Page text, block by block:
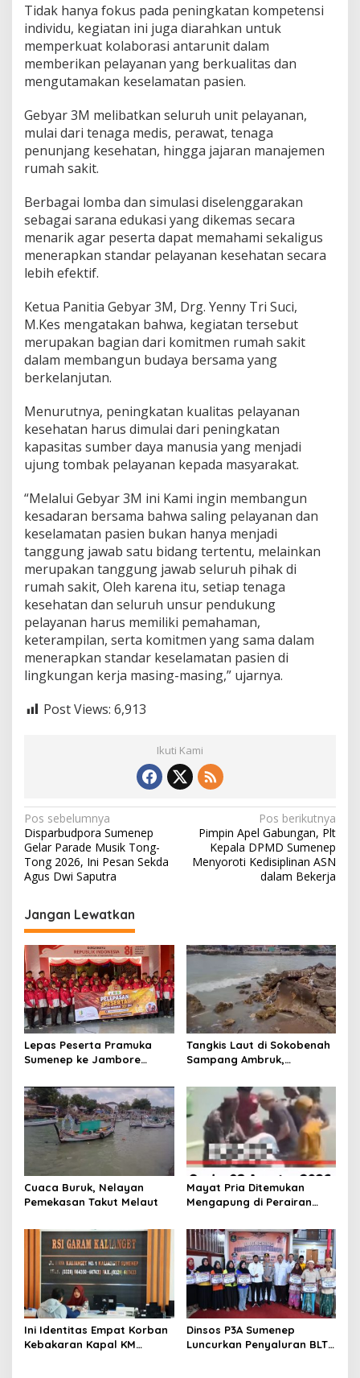
u
t
u
d
a
n
e
s
e
a
t
a
n
P
i
e
n
Tidak hanya fokus pada peningkatan kompetensi
individu, kegiatan ini juga diarahkan untuk
memperkuat kolaborasi antarunit dalam
memberikan pelayanan yang berkualitas dan
mengutamakan keselamatan pasien.
Gebyar 3M melibatkan seluruh unit pelayanan,
mulai dari tenaga medis, perawat, tenaga
penunjang kesehatan, hingga jajaran manajemen
rumah sakit.
Berbagai lomba dan simulasi diselenggarakan
sebagai sarana edukasi yang dikemas secara
menarik agar peserta dapat memahami sekaligus
menerapkan standar pelayanan kesehatan secara
lebih efektif.
Ketua Panitia Gebyar 3M, Drg. Yenny Tri Suci,
M.Kes mengatakan bahwa, kegiatan tersebut
merupakan bagian dari komitmen rumah sakit
dalam membangun budaya bersama yang
berkelanjutan.
Menurutnya, peningkatan kualitas pelayanan
kesehatan harus dimulai dari peningkatan
kapasitas sumber daya manusia yang menjadi
ujung tombak pelayanan kepada masyarakat.
“Melalui Gebyar 3M ini Kami ingin membangun
kesadaran bersama bahwa saling pelayanan dan
keselamatan pasien bukan hanya menjadi
tanggung jawab satu bidang tertentu, melainkan
merupakan tanggung jawab seluruh pihak di
rumah sakit, Oleh karena itu, setiap tenaga
kesehatan dan seluruh unsur pendukung
pelayanan harus memiliki pemahaman,
keterampilan, serta komitmen yang sama dalam
menerapkan standar keselamatan pasien di
lingkungan kerja masing-masing,” ujarnya.
Post Views: 6,913
Ikuti Kami
N
a
v
i
g
a
s
i
p
o
s
Pos sebelumnya
Disparbudpora Sumenep
Gelar Parade Musik Tong-
Tong 2026, Ini Pesan Sekda
Agus Dwi Saputra
Pos berikutnya
Pimpin Apel Gabungan, Plt
Kepala DPMD Sumenep
Menyoroti Kedisiplinan ASN
dalam Bekerja
Jangan Lewatkan
Lepas Peserta Pramuka
Sumenep ke Jambore
Wabup KH Imam Hasyim
Tangkis Laut di Sokobenah
Sampang Ambruk,
Warga
Cuaca Buruk, Nelayan
Pemekasan Takut Melaut
Mayat Pria Ditemukan
Mengapung di Perairan
Sumenep
Ini Identitas Empat Korban
Kebakaran Kapal KM
Dinsos P3A Sumenep
Luncurkan Penyaluran BLT